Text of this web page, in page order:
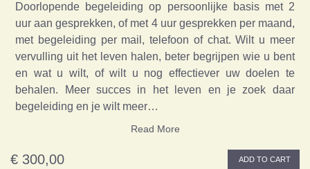
Doorlopende begeleiding op persoonlijke basis met 2
uur aan gesprekken, of met 4 uur gesprekken per maand,
met begeleiding per mail, telefoon of chat. Wilt u meer
vervulling uit het leven halen, beter begrijpen wie u bent
en wat u wilt, of wilt u nog effectiever uw doelen te
behalen. Meer succes in het leven en je zoek daar
begeleiding en je wilt meer…
Read More
€ 300,00 ADD TO CART